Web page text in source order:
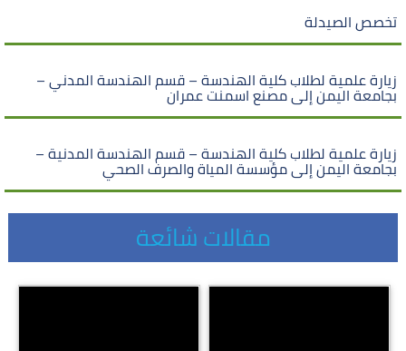
تخصص الصيدلة
زيارة علمية لطلاب كلية الهندسة – قسم الهندسة المدني –
بجامعة اليمن إلى مصنع اسمنت عمران
زيارة علمية لطلاب كلية الهندسة – قسم الهندسة المدنية –
بجامعة اليمن إلى مؤسسة المياة والصرف الصحي
مقالات شائعة